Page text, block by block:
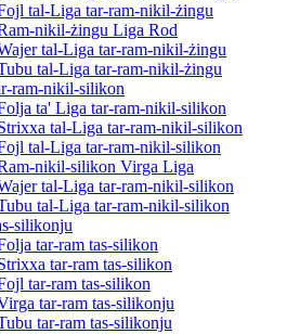
tal-Liga tar-ram-nikil-żingu
nikil-żingu Liga Rod
tal-Liga tar-ram-nikil-żingu
tal-Liga tar-ram-nikil-żingu
ram-nikil-silikon
ta' Liga tar-ram-nikil-silikon
tal-Liga tar-ram-nikil-silikon
tal-Liga tar-ram-nikil-silikon
nikil-silikon Virga Liga
tal-Liga tar-ram-nikil-silikon
tal-Liga tar-ram-nikil-silikon
silikonju
tar-ram tas-silikon
tar-ram tas-silikon
tar-ram tas-silikon
tar-ram tas-silikonju
tar-ram tas-silikonju